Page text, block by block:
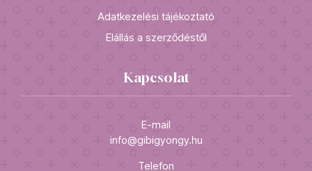
Adatkezelési tájékoztató
Elállás a szerződéstől
Kapcsolat
E-mail
info@gibigyongy.hu
Telefon